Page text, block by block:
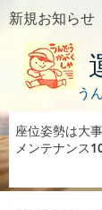
新規お知らせ
う
座位姿勢は大
メンテナンス